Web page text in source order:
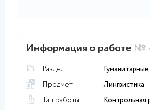
Информация о работе №
Раздел:
Предмет:
Лингвистика
Тип работы:
Контрольная